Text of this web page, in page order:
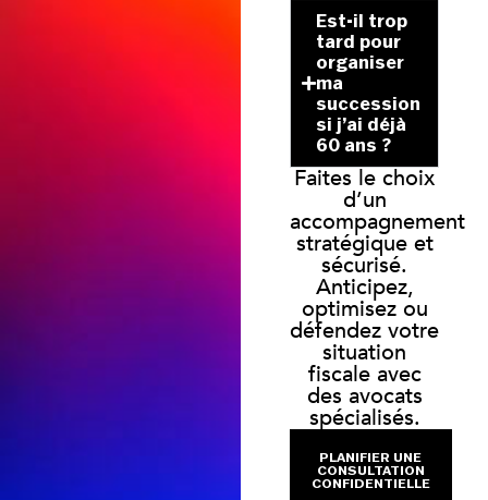
Est-il trop
tard pour
organiser
ma
succession
si j’ai déjà
60 ans ?
Faites le choix
d’un
accompagnement
stratégique et
sécurisé.
Anticipez,
optimisez ou
défendez votre
situation
fiscale avec
des avocats
spécialisés.
PLANIFIER UNE
CONSULTATION
CONFIDENTIELLE